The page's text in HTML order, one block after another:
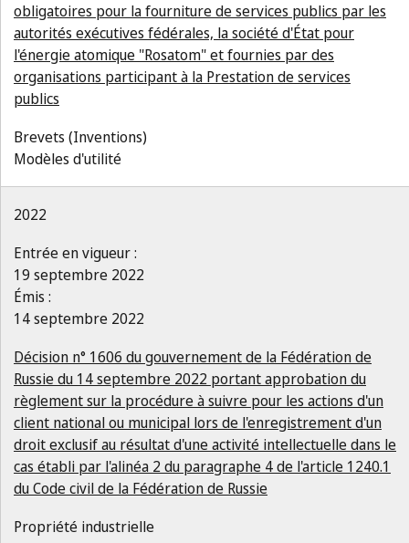
obligatoires pour la fourniture de services publics par les
autorités exécutives fédérales, la société d'État pour
l'énergie atomique "Rosatom" et fournies par des
organisations participant à la Prestation de services
publics
Brevets (Inventions)
Modèles d'utilité
2022
Entrée en vigueur :
19 septembre 2022
Émis :
14 septembre 2022
Décision n° 1606 du gouvernement de la Fédération de
Russie du 14 septembre 2022 portant approbation du
règlement sur la procédure à suivre pour les actions d'un
client national ou municipal lors de l'enregistrement d'un
droit exclusif au résultat d'une activité intellectuelle dans le
cas établi par l'alinéa 2 du paragraphe 4 de l'article 1240.1
du Code civil de la Fédération de Russie
Propriété industrielle